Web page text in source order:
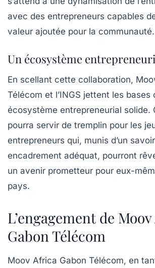
avec des entrepreneurs capables
valeur ajoutée pour la communauté.
Un écosystème
En scellant cette collaboration,
Télécom et l’INGS jettent les bases
écosystème entrepreneurial solide.
pourra servir de tremplin pour les
entrepreneurs qui, munis d’un
encadrement adéquat, pourront
un avenir prometteur pour eux-
pays.
L’engagement de
Gabon Télécom
Moov Africa Gabon Télécom, en